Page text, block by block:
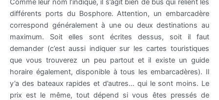
Comme leur nom l’indique, il s’agit bien de bus qui relient les
différents ports du Bosphore. Attention, un embarcadère
correspond généralement à une ou deux destinations au
maximum. Soit elles sont écrites dessus, soit il faut
demander (c’est aussi indiquer sur les cartes touristiques
que vous trouverez un peu partout et il existe un guide
horaire également, disponible à tous les embarcadères). Il
y’a des bateaux rapides et d’autres… qui le sont moins. Le
prix est le même, tout dépend si vous êtes pressés de